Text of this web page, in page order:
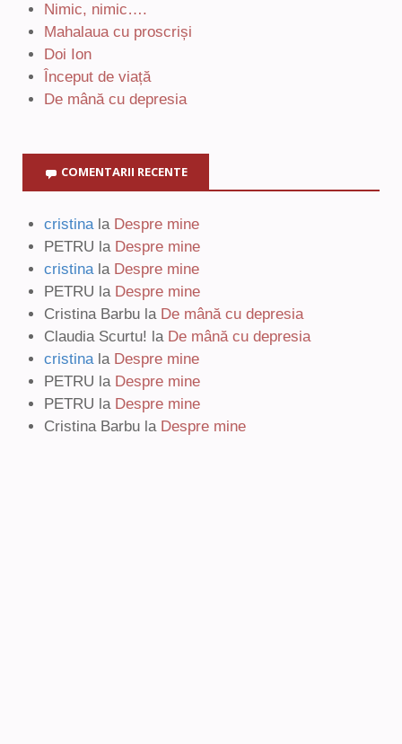
Nimic, nimic….
Mahalaua cu proscriși
Doi Ion
Început de viață
De mână cu depresia
COMENTARII RECENTE
cristinala Despre mine
PETRU la Despre mine
cristinala Despre mine
PETRU la Despre mine
Cristina Barbu la De mână cu depresia
Claudia Scurtu! la De mână cu depresia
cristinala Despre mine
PETRU la Despre mine
PETRU la Despre mine
Cristina Barbu la Despre mine